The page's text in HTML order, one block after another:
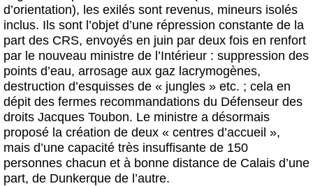
d’orientation), les exilés sont revenus, mineurs isolés
inclus. Ils sont l’objet d’une répression constante de la
part des CRS, envoyés en juin par deux fois en renfort
par le nouveau ministre de l’Intérieur : suppression des
points d’eau, arrosage aux gaz lacrymogènes,
destruction d’esquisses de « jungles » etc. ; cela en
dépit des fermes recommandations du Défenseur des
droits Jacques Toubon. Le ministre a désormais
proposé la création de deux « centres d’accueil »,
mais d’une capacité très insuffisante de 150
personnes chacun et à bonne distance de Calais d’une
part, de Dunkerque de l’autre.